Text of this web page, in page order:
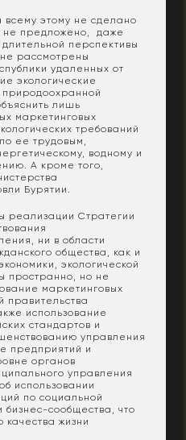
этому не сделано
не предложено, даже
перспективы
рассмотрены
удаленных от
экологические
природоохранной
лишь
маркетинговых
требований
ее трудовым,
водному и
А кроме того,
Бурятии.
реализации Стратегии
ни в области
общества, как и
экологической
пространно, но не
маркетинговых
правительства
использование
стандартов и
управления
предприятий и
органов
управления
использовании
по социальной
бизнес-сообщества, что
жизни